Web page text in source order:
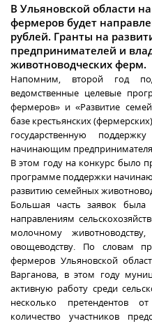
В Ульяновской области
фермеров будет
рублей. Гранты на
предпринимателей и
животноводческих ферм.
Напомним, второй год
ведомственные целевые
фермеров» и «Развитие
базе крестьянских
государственную
начинающим
В этом году на конкурс было
программе поддержки
развитию семейных
Большая часть заявок была
направлениям
молочному животноводству,
овощеводству. По словам
фермеров Ульяновской
Варганова, в этом году
активную работу среди
несколько претендентов
количество участников